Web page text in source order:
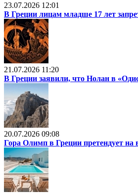
23.07.2026 12:01
В Греции лицам младше 17 лет
21.07.2026 11:20
В Греции заявили, что Нолан в
20.07.2026 09:08
Гора Олимп в Греции претендует